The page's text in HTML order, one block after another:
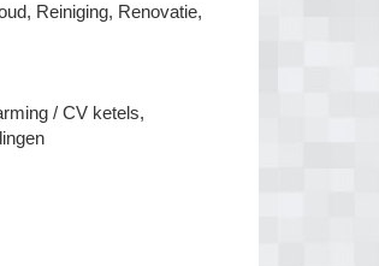
Reiniging, Renovatie,
/ CV ketels,